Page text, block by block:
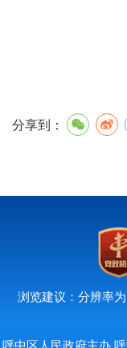
分享到：
浏览建议：分辨率
呼中区人民政府主办